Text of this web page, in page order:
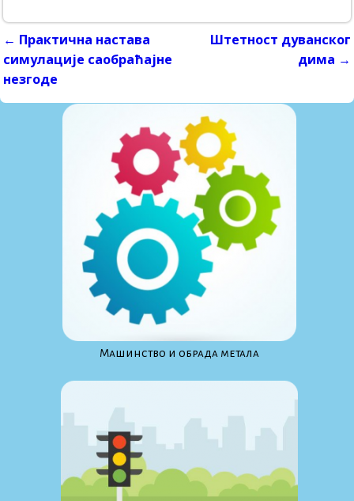
Post navigation
← Практична настава
симулације саобраћајне
незгоде
Штетност дуванског
дима →
Maшинство и обрада метала